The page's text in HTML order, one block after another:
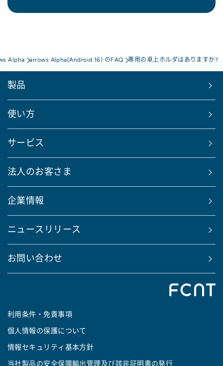
Alpha arrows Alpha(Android 16) のFAQ 専用の卓上ホルダはありますか?
製品
使い方
サービス
法人のお客さま
企業情報
ニュースリリース
お問い合わせ
利用条件・免責事項
個人情報の保護について
情報セキュリティ基本方針
当社製品の安全保障輸出管理及び該非証明書の発行